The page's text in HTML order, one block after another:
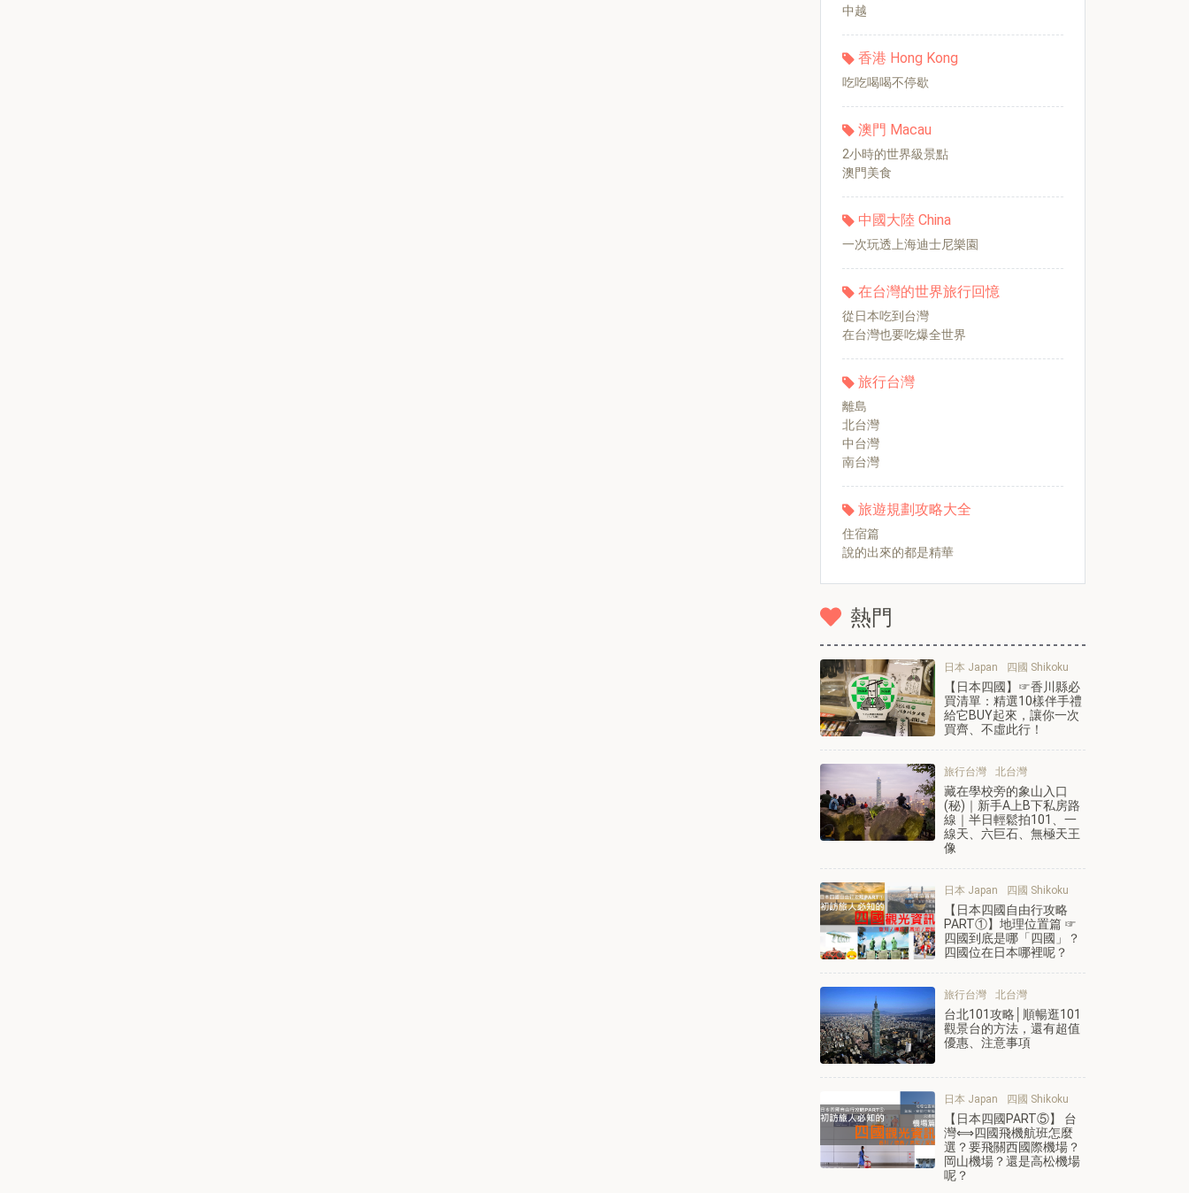
中越
香港 Hong Kong
吃吃喝喝不停歇
澳門 Macau
2小時的世界級景點
澳門美食
中國大陸 China
一次玩透上海迪士尼樂園
在台灣的世界旅行回憶
從日本吃到台灣
在台灣也要吃爆全世界
旅行台灣
離島
北台灣
中台灣
南台灣
旅遊規劃攻略大全
住宿篇
說的出來的都是精華
熱門
日本 Japan 四國 Shikoku
【日本四國】☞香川縣必
買清單：精選10樣伴手禮
給它BUY起來，讓你一次
買齊、不虛此行！
旅行台灣 北台灣
藏在學校旁的象山入口
(秘)｜新手A上B下私房路
線｜半日輕鬆拍101、一
線天、六巨石、無極天王
像
日本 Japan 四國 Shikoku
【日本四國自由行攻略
PART①】地理位置篇 ☞
四國到底是哪「四國」？
四國位在日本哪裡呢？
旅行台灣 北台灣
台北101攻略│順暢逛101
觀景台的方法，還有超值
優惠、注意事項
日本 Japan 四國 Shikoku
【日本四國PART⑤】 台
灣⟺四國飛機航班怎麼
選？要飛關西國際機場？
岡山機場？還是高松機場
呢？